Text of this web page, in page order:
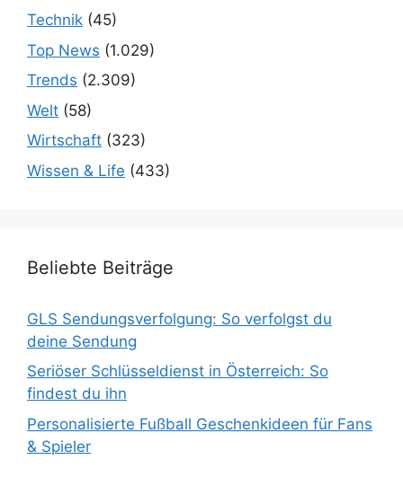
Technik (45)
Top News (1.029)
Trends (2.309)
Welt (58)
Wirtschaft (323)
Wissen & Life (433)
Beliebte Beiträge
GLS Sendungsverfolgung: So verfolgst du
deine Sendung
Seriöser Schlüsseldienst in Österreich: So
findest du ihn
Personalisierte Fußball Geschenkideen für Fans
& Spieler